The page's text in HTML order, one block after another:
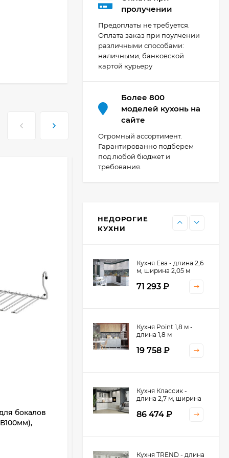
бокалов
Для рейлинга (Полка двойная
пролучении
Предоплаты не требуется.
Оплата заказ при поулчении
различными способами:
наличными, банковской
картой курьеру
Более 800
моделей кухонь на
сайте
Огромный ассортимент.
Гарантированно подберем
под любой бюджет и
требования.
НЕДОРОГИЕ
КУХНИ
Кухня Мишель -
длина 4,2 м
69 303₽
Кухня Принцесса -
44 091
Кухня Point 1,2 м -
13 655₽
11 476
Кухня Ева - длина 2,6
м, ширина 2,05 м
71 293 ₽
Кухня Point 1,8 м -
длина 1,8 м
19 758 ₽
Кухня Классик -
длина 2,7 м, ширина
86 474 ₽
Кухня TREND - длина
Кухня Принцесса -
длина 2,4 м
38 767₽
Кухня Оптима - длина
2,8 м, ширина 1,4 м
52 197₽
Кухня Камелия -